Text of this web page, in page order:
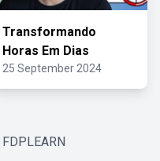
Transformando
Horas Em Dias
25 September 2024
FDPLEARN